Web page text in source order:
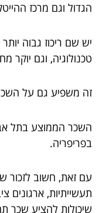
הגדול וגם מרכז
יש שם ריכוז גבוה
טכנולוגיה, וגם יוקר
זה משפיע גם על
השכר הממוצע בתל
בפריפריה.
עם זאת, חשוב לזכור
תעשייתיות, ארגונים
שיכולות להציע שכר